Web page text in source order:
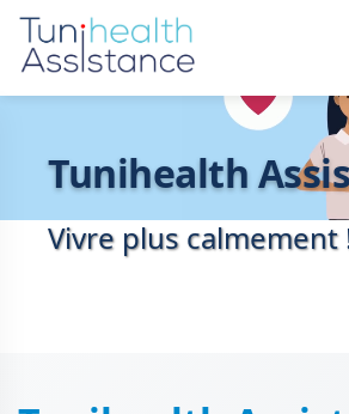
Tunihealth
Vivre plus calmement